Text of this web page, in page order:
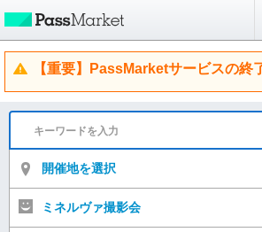
【重要】PassMarketサービスの終
開催地を選択
ミネルヴァ撮影会